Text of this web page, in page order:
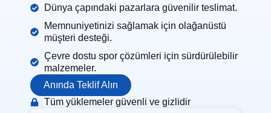
Dünya çapındaki pazarlara güvenilir teslimat.
Memnuniyetinizi sağlamak için olağanüstü
müşteri desteği.
Çevre dostu spor çözümleri için sürdürülebilir
malzemeler.
Anında Teklif Alın
Tüm yüklemeler güvenli ve gizlidir